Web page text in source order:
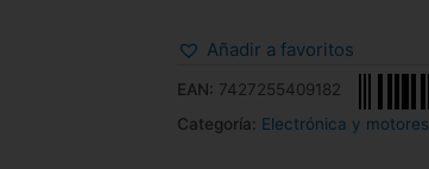
Añadir a favoritos
EAN: 7427255409182
Categoría: Electrónica y motores